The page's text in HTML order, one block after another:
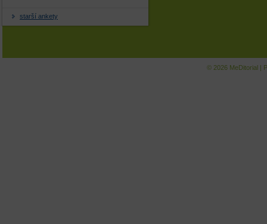
starší ankety
© 2026 MeDitorial |